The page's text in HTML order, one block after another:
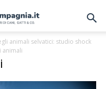
animali selvatici: studio shock
animali